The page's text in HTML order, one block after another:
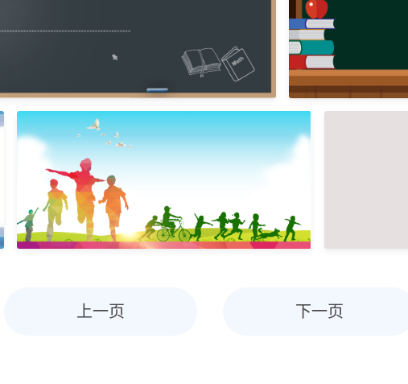
上一页 下一页